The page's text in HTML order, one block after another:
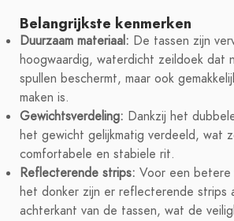
Belangrijkste kenmerken
Duurzaam materiaal: De tassen zijn
hoogwaardig, waterdicht zeildoek dat
spullen beschermt, maar ook
maken is.
Gewichtsverdeling: Dankzij het
het gewicht gelijkmatig verdeeld, wat
comfortabele en stabiele rit.
Reflecterende strips: Voor een betere
het donker zijn er reflecterende strips
achterkant van de tassen, wat de